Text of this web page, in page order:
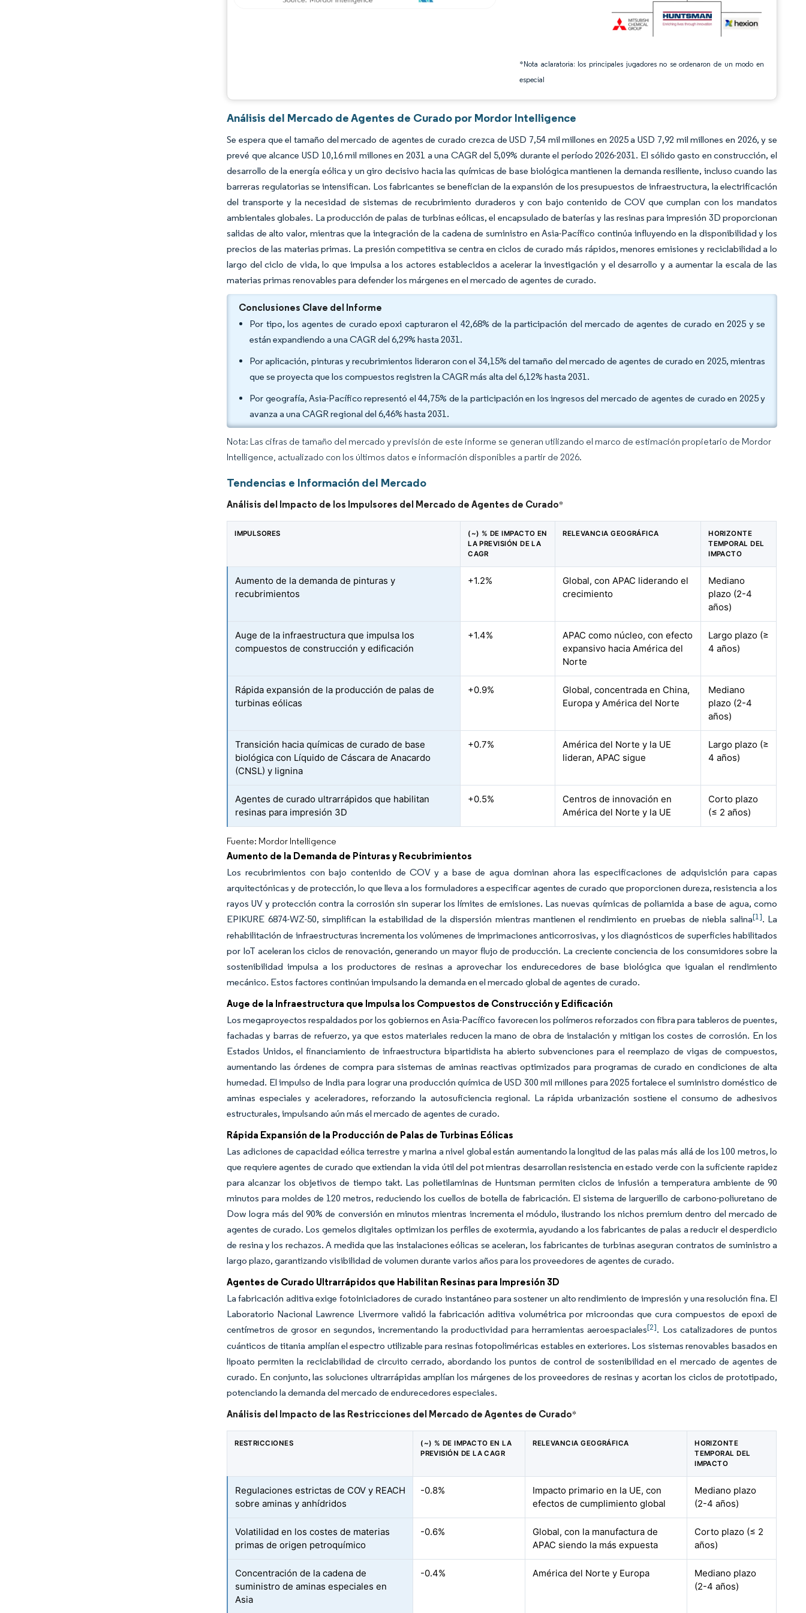
*Nota aclaratoria: los principales jugadores no se ordenaron de un modo en
especial
Análisis del Mercado de Agentes de Curado por Mordor Intelligence
Se espera que el tamaño del mercado de agentes de curado crezca de USD 7,54 mil millones en 2025 a USD 7,92 mil millones en 2026, y se
prevé que alcance USD 10,16 mil millones en 2031 a una CAGR del 5,09% durante el período 2026-2031. El sólido gasto en construcción, el
desarrollo de la energía eólica y un giro decisivo hacia las químicas de base biológica mantienen la demanda resiliente, incluso cuando las
barreras regulatorias se intensifican. Los fabricantes se benefician de la expansión de los presupuestos de infraestructura, la electrificación
del transporte y la necesidad de sistemas de recubrimiento duraderos y con bajo contenido de COV que cumplan con los mandatos
ambientales globales. La producción de palas de turbinas eólicas, el encapsulado de baterías y las resinas para impresión 3D proporcionan
salidas de alto valor, mientras que la integración de la cadena de suministro en Asia-Pacífico continúa influyendo en la disponibilidad y los
precios de las materias primas. La presión competitiva se centra en ciclos de curado más rápidos, menores emisiones y reciclabilidad a lo
largo del ciclo de vida, lo que impulsa a los actores establecidos a acelerar la investigación y el desarrollo y a aumentar la escala de las
materias primas renovables para defender los márgenes en el mercado de agentes de curado.
Conclusiones Clave del Informe
Por tipo, los agentes de curado epoxi capturaron el 42,68% de la participación del mercado de agentes de curado en 2025 y se
están expandiendo a una CAGR del 6,29% hasta 2031.
Por aplicación, pinturas y recubrimientos lideraron con el 34,15% del tamaño del mercado de agentes de curado en 2025, mientras
que se proyecta que los compuestos registren la CAGR más alta del 6,12% hasta 2031.
Por geografía, Asia-Pacífico representó el 44,75% de la participación en los ingresos del mercado de agentes de curado en 2025 y
avanza a una CAGR regional del 6,46% hasta 2031.
Nota: Las cifras de tamaño del mercado y previsión de este informe se generan utilizando el marco de estimación propietario de Mordor
Intelligence, actualizado con los últimos datos e información disponibles a partir de 2026.
Tendencias e Información del Mercado
Análisis del Impacto de los Impulsores del Mercado de Agentes de Curado*
IMPULSORES
(~) % DE IMPACTO EN
LA PREVISIÓN DE LA
CAGR
RELEVANCIA GEOGRÁFICA
HORIZONTE
TEMPORAL DEL
IMPACTO
Aumento de la demanda de pinturas y
recubrimientos
+1.2%
Global, con APAC liderando el
crecimiento
Mediano
plazo (2-4
años)
Auge de la infraestructura que impulsa los
compuestos de construcción y edificación
+1.4%
APAC como núcleo, con efecto
expansivo hacia América del
Norte
Largo plazo (≥
4 años)
Rápida expansión de la producción de palas de
turbinas eólicas
+0.9%
Global, concentrada en China,
Europa y América del Norte
Mediano
plazo (2-4
años)
Transición hacia químicas de curado de base
biológica con Líquido de Cáscara de Anacardo
(CNSL) y lignina
+0.7%
América del Norte y la UE
lideran, APAC sigue
Largo plazo (≥
4 años)
Agentes de curado ultrarrápidos que habilitan
resinas para impresión 3D
+0.5%
Centros de innovación en
América del Norte y la UE
Corto plazo
(≤ 2 años)
Fuente: Mordor Intelligence
Aumento de la Demanda de Pinturas y Recubrimientos
Los recubrimientos con bajo contenido de COV y a base de agua dominan ahora las especificaciones de adquisición para capas
arquitectónicas y de protección, lo que lleva a los formuladores a especificar agentes de curado que proporcionen dureza, resistencia a los
rayos UV y protección contra la corrosión sin superar los límites de emisiones. Las nuevas químicas de poliamida a base de agua, como
EPIKURE 6874-WZ-50, simplifican la estabilidad de la dispersión mientras mantienen el rendimiento en pruebas de niebla salina[1]. La
rehabilitación de infraestructuras incrementa los volúmenes de imprimaciones anticorrosivas, y los diagnósticos de superficies habilitados
por IoT aceleran los ciclos de renovación, generando un mayor flujo de producción. La creciente conciencia de los consumidores sobre la
sostenibilidad impulsa a los productores de resinas a aprovechar los endurecedores de base biológica que igualan el rendimiento
mecánico. Estos factores continúan impulsando la demanda en el mercado global de agentes de curado.
Auge de la Infraestructura que Impulsa los Compuestos de Construcción y Edificación
Los megaproyectos respaldados por los gobiernos en Asia-Pacífico favorecen los polímeros reforzados con fibra para tableros de puentes,
fachadas y barras de refuerzo, ya que estos materiales reducen la mano de obra de instalación y mitigan los costes de corrosión. En los
Estados Unidos, el financiamiento de infraestructura bipartidista ha abierto subvenciones para el reemplazo de vigas de compuestos,
aumentando las órdenes de compra para sistemas de aminas reactivas optimizados para programas de curado en condiciones de alta
humedad. El impulso de India para lograr una producción química de USD 300 mil millones para 2025 fortalece el suministro doméstico de
aminas especiales y aceleradores, reforzando la autosuficiencia regional. La rápida urbanización sostiene el consumo de adhesivos
estructurales, impulsando aún más el mercado de agentes de curado.
Rápida Expansión de la Producción de Palas de Turbinas Eólicas
Las adiciones de capacidad eólica terrestre y marina a nivel global están aumentando la longitud de las palas más allá de los 100 metros, lo
que requiere agentes de curado que extiendan la vida útil del pot mientras desarrollan resistencia en estado verde con la suficiente rapidez
para alcanzar los objetivos de tiempo takt. Las polietilaminas de Huntsman permiten ciclos de infusión a temperatura ambiente de 90
minutos para moldes de 120 metros, reduciendo los cuellos de botella de fabricación. El sistema de larguerillo de carbono-poliuretano de
Dow logra más del 90% de conversión en minutos mientras incrementa el módulo, ilustrando los nichos premium dentro del mercado de
agentes de curado. Los gemelos digitales optimizan los perfiles de exotermia, ayudando a los fabricantes de palas a reducir el desperdicio
de resina y los rechazos. A medida que las instalaciones eólicas se aceleran, los fabricantes de turbinas aseguran contratos de suministro a
largo plazo, garantizando visibilidad de volumen durante varios años para los proveedores de agentes de curado.
Agentes de Curado Ultrarrápidos que Habilitan Resinas para Impresión 3D
La fabricación aditiva exige fotoiniciadores de curado instantáneo para sostener un alto rendimiento de impresión y una resolución fina. El
Laboratorio Nacional Lawrence Livermore validó la fabricación aditiva volumétrica por microondas que cura compuestos de epoxi de
centímetros de grosor en segundos, incrementando la productividad para herramientas aeroespaciales[2]. Los catalizadores de puntos
cuánticos de titania amplían el espectro utilizable para resinas fotopoliméricas estables en exteriores. Los sistemas renovables basados en
lipoato permiten la reciclabilidad de circuito cerrado, abordando los puntos de control de sostenibilidad en el mercado de agentes de
curado. En conjunto, las soluciones ultrarrápidas amplían los márgenes de los proveedores de resinas y acortan los ciclos de prototipado,
potenciando la demanda del mercado de endurecedores especiales.
Análisis del Impacto de las Restricciones del Mercado de Agentes de Curado*
RESTRICCIONES
(~) % DE IMPACTO EN LA
PREVISIÓN DE LA CAGR
RELEVANCIA GEOGRÁFICA
HORIZONTE
TEMPORAL DEL
IMPACTO
Regulaciones estrictas de COV y REACH
sobre aminas y anhídridos
-0.8%
Impacto primario en la UE, con
efectos de cumplimiento global
Mediano plazo
(2-4 años)
Volatilidad en los costes de materias
primas de origen petroquímico
-0.6%
Global, con la manufactura de
APAC siendo la más expuesta
Corto plazo (≤ 2
años)
Concentración de la cadena de
suministro de aminas especiales en
Asia
-0.4% América del Norte y Europa
Mediano plazo
(2-4 años)